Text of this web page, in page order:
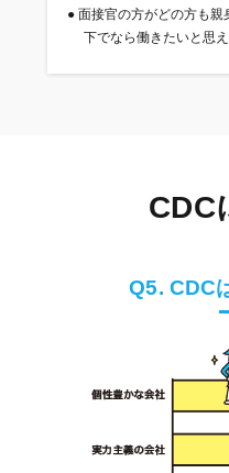
●面接官の方がどの方も
下でなら働きたいと思え
CDC
Q5. CDC